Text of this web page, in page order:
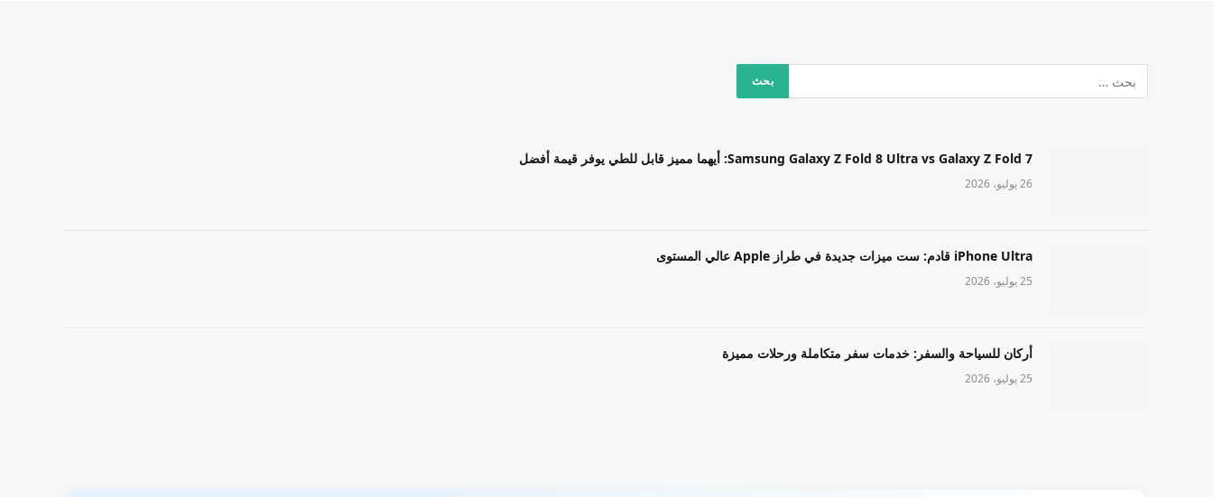
Samsung Galaxy Z Fold 8 Ultra vs Galaxy Z Fold 7: أيهما مميز قابل للطي يوفر قيمة أفضل
26 يوليو، 2026
iPhone Ultra قادم: ست ميزات جديدة في طراز Apple عالي المستوى
25 يوليو، 2026
أركان للسياحة والسفر: خدمات سفر متكاملة ورحلات مميزة
25 يوليو، 2026